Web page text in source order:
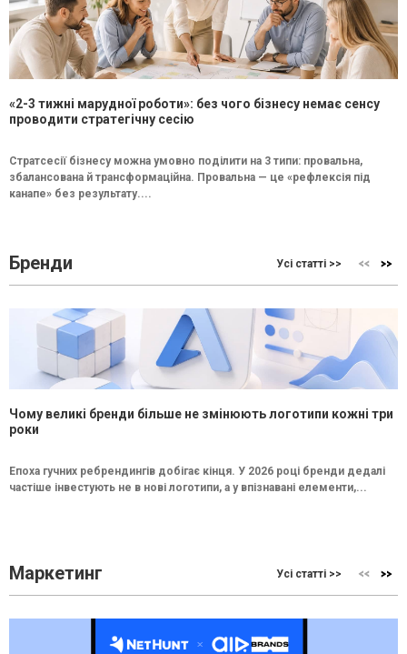
«2-3 тижні марудної роботи»: без чого бізнесу немає сенсу
проводити стратегічну сесію
Стратсесії бізнесу можна умовно поділити на 3 типи: провальна,
збалансована й трансформаційна. Провальна — це «рефлексія під
канапе» без результату....
Бренди Усі статті >>
Чому великі бренди більше не змінюють логотипи кожні три
роки
Епоха гучних ребрендингів добігає кінця. У 2026 році бренди дедалі
частіше інвестують не в нові логотипи, а у впізнавані елементи,...
Маркетинг Усі статті >>